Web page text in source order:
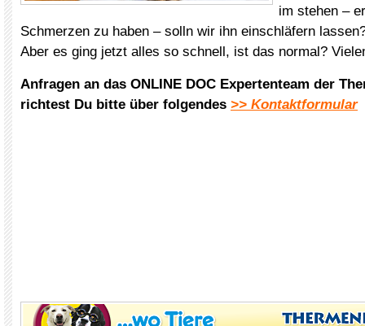
im stehen –
Schmerzen zu haben – solln wir ihn einschläfern
Aber es ging jetzt alles so schnell, ist das normal?
Anfragen an das ONLINE DOC Expertenteam der
richtest Du bitte über folgendes >> Kontaktformular